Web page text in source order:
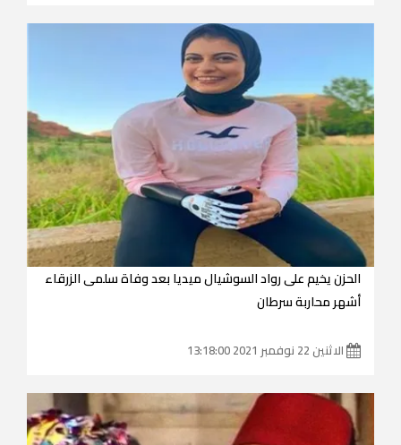
الحزن يخيم على رواد السوشيال ميديا بعد وفاة سلمى الزرقاء
أشهر محاربة سرطان
الاثنين 22 نوفمبر 2021 13:18:00